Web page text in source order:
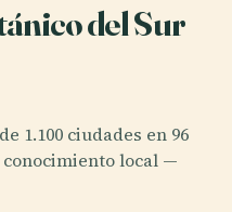
del Sur
1.100 ciudades en 96
local —